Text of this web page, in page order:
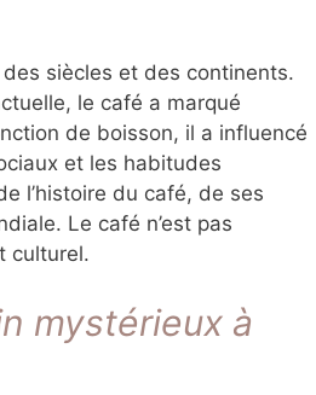
siècles et des continents.
le café a marqué
de boisson, il a influencé
et les habitudes
l’histoire du café, de ses
Le café n’est pas
culturel.
mystérieux à